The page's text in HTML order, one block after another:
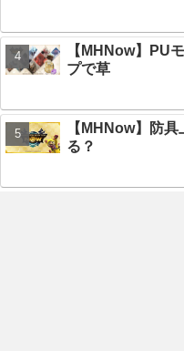
【MHNow】PU
プで草
【MHNow】防
る？